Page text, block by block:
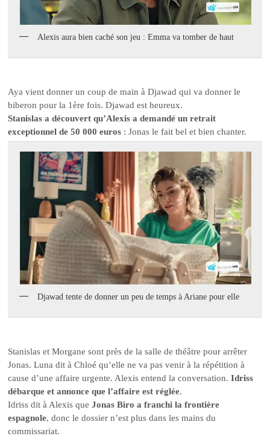
Alexis aura bien caché son jeu : Emma va tomber de haut
Aya vient donner un coup de main à Djawad qui va donner le
biberon pour la 1ère fois. Djawad est heureux.
Stanislas a découvert qu’Alexis a demandé un retrait
exceptionnel de 50 000 euros : Jonas le fait bel et bien chanter.
Djawad tente de donner un peu de temps à Ariane pour elle
Stanislas et Morgane sont près de la salle de théâtre pour arrêter
Jonas. Luna dit à Chloé qu’elle ne va pas venir à la répétition à
cause d’une affaire urgente. Alexis entend la conversation.Idriss
débarque et annonce que l’affaire est réglée.
Idriss dit à Alexis queJonas Biro a franchi la frontière
espagnole, donc le dossier n’est plus dans les mains du
commissariat.